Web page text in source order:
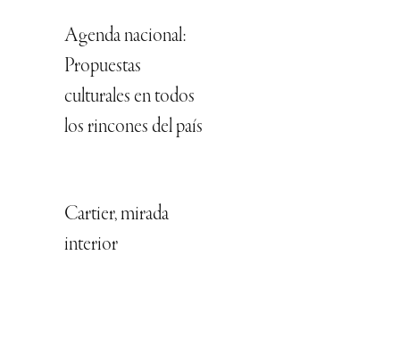
Agenda nacional:
Propuestas
culturales en todos
los rincones del país
Cartier, mirada
interior